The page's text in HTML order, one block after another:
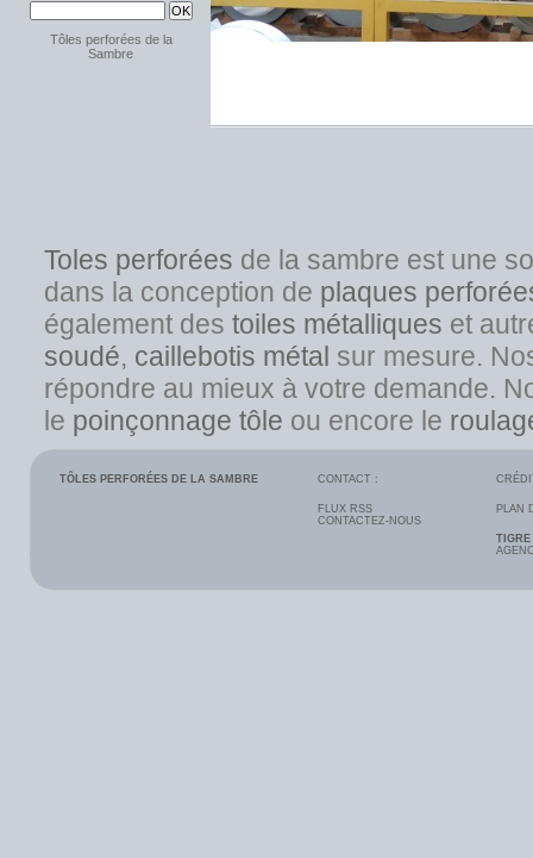
Tôles perforées de la
Sambre
Toles perforées de la sambre est une
dans la conception de plaques
également destoiles métalliques et
soudé, caillebotis métal sur mesure.
répondre au mieux à votre demande.
le poinçonnage tôle ou encore le
TÔLES PERFORÉES DE LA SAMBRE CONTACT :
FLUX RSS
CONTACTEZ-NOUS
PLAN